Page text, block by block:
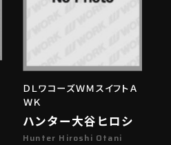
ＤＬワコーズＷＭスイフトＡ
ＷＫ
ハンター大谷ヒロシ
Hunter Hiroshi Otani